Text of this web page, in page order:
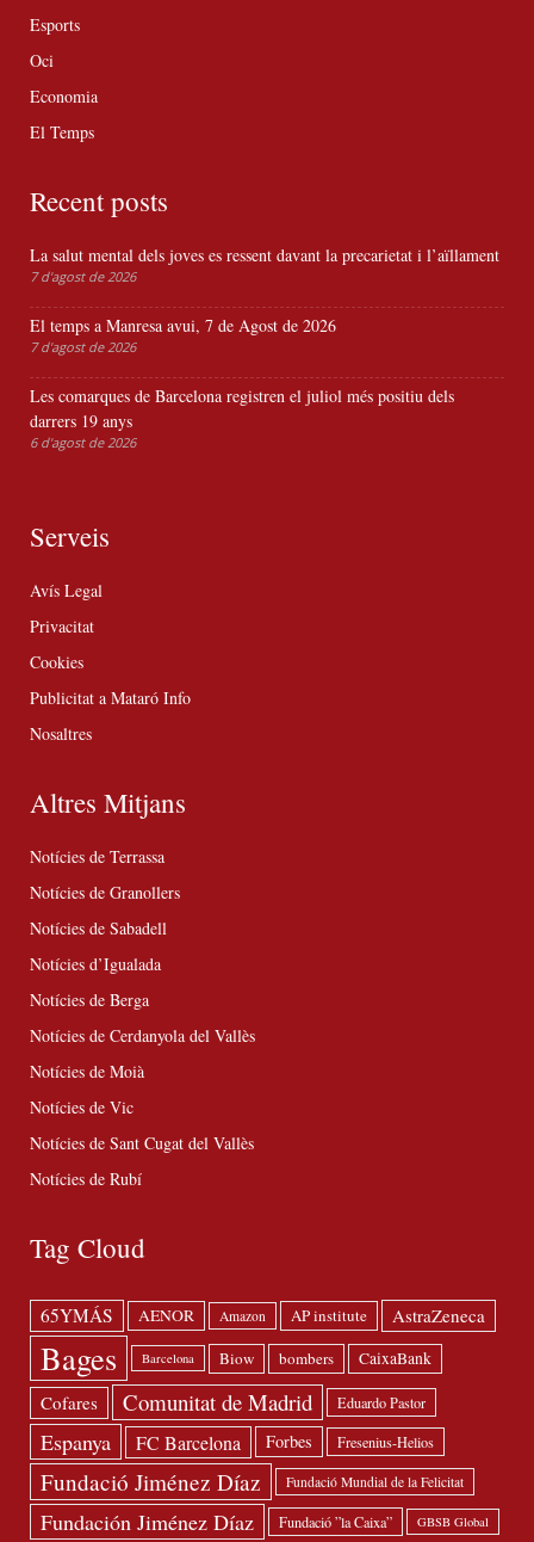
Esports
Oci
Economia
El Temps
Recent posts
La salut mental dels joves es ressent davant la precarietat i l’aïllament
7 d'agost de 2026
El temps a Manresa avui, 7 de Agost de 2026
7 d'agost de 2026
Les comarques de Barcelona registren el juliol més positiu dels
darrers 19 anys
6 d'agost de 2026
Serveis
Avís Legal
Privacitat
Cookies
Publicitat a Mataró Info
Nosaltres
Altres Mitjans
Notícies de Terrassa
Notícies de Granollers
Notícies de Sabadell
Notícies d’Igualada
Notícies de Berga
Notícies de Cerdanyola del Vallès
Notícies de Moià
Notícies de Vic
Notícies de Sant Cugat del Vallès
Notícies de Rubí
Tag Cloud
65YMÁS AENOR Amazon AP institute AstraZeneca
Bages Barcelona Biow bombers CaixaBank
Cofares Comunitat de Madrid Eduardo Pastor
Espanya FC Barcelona Forbes Fresenius-Helios
Fundació Jiménez Díaz Fundació Mundial de la Felicitat
Fundación Jiménez Díaz Fundació ”la Caixa” GBSB Global